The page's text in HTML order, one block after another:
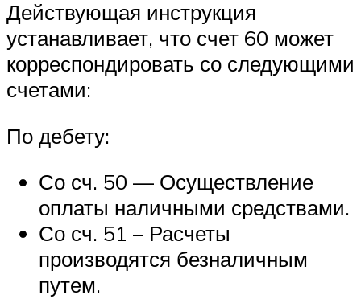
Действующая инструкция
устанавливает, что счет 60 может
корреспондировать со следующими
счетами:
По дебету:
Со сч. 50 — Осуществление
оплаты наличными средствами.
Со сч. 51 – Расчеты
производятся безналичным
путем.